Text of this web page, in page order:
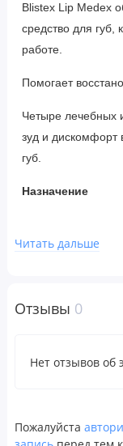
Blistex Lip Medex
средство для губ,
работе.
Помогает
Четыре лечебных
зуд и дискомфорт
губ.
Назначение
Помогает
пораженный
Читать дальше
Отзывы 0
Нет отзывов об
Пожалуйста